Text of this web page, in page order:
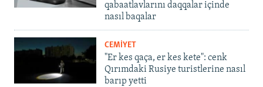
qabaatlavlarını daqqalar içinde
nasıl baqalar
CEMİYET
"Er kes qaça, er kes kete": cenk
Qırımdaki Rusiye turistlerine nasıl
barıp yetti